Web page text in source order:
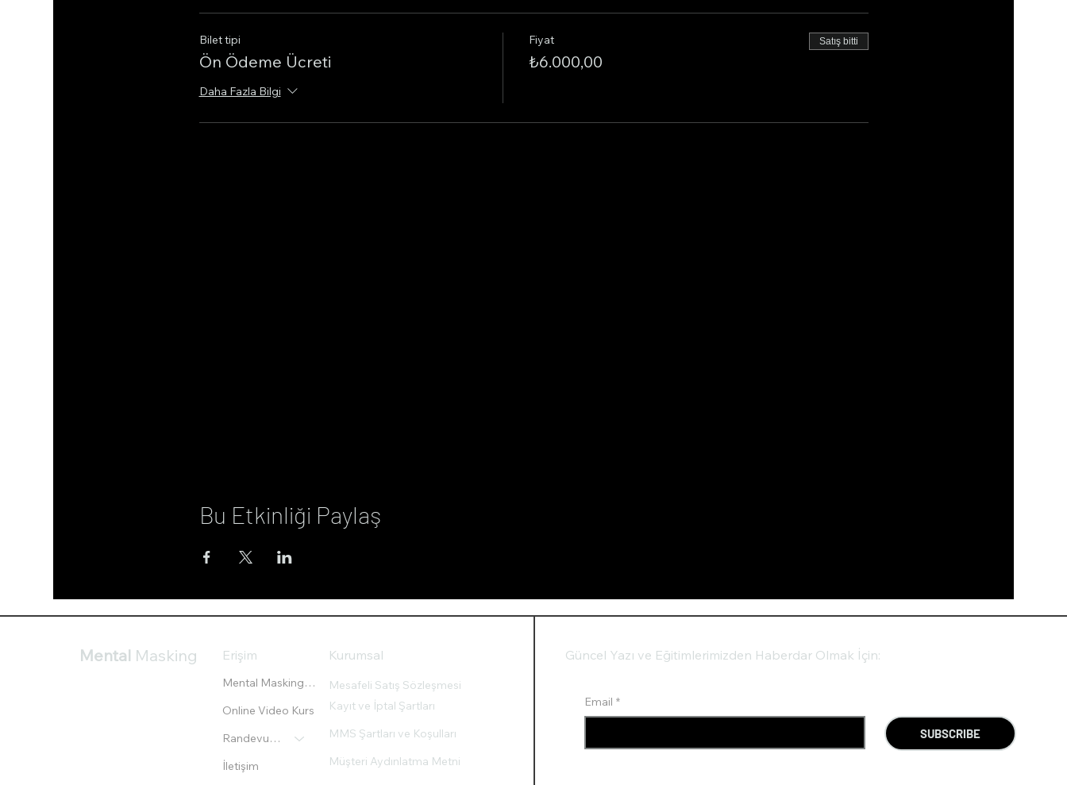
Bilet tipi
Ön Ödeme Ücreti
Daha Fazla Bilgi
Fiyat
₺6.000,00
Satış bitti
Bu Etkinliği Paylaş
Mental Masking
Mental Masking® Eğitimi
Online Video Kurs
Randevu Oluştur
İletişim
Erişim Kurumsal
Mesafeli Satış Sözleşmesi
Kayıt ve İptal Şartları
MMS Şartları ve Koşulları
Müşteri Aydınlatma Metni
Email *
SUBSCRIBE
Güncel Yazı ve Eğitimlerimizden Haberdar Olmak İçin: